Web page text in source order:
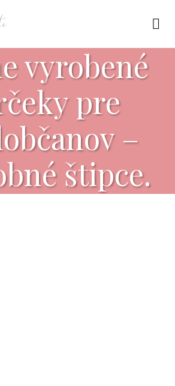
vyrobené
pre
–
štipce.